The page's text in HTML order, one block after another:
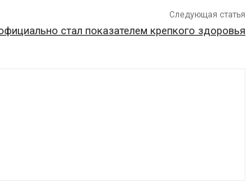
Следующая статья
стал показателем крепкого здоровья